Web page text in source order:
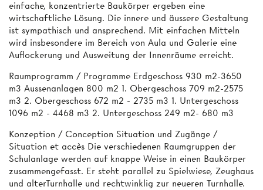
einfache, konzentrierte Baukörper ergeben eine
wirtschaftliche Lösung. Die innere und äussere Gestaltung
ist sympathisch und ansprechend. Mit einfachen Mitteln
wird insbesondere im Bereich von Aula und Galerie eine
Auflockerung und Ausweitung der Innenräume erreicht.
Raumprogramm / Programme Erdgeschoss 930 m2-3650
m3 Aussenanlagen 800 m2 1. Obergeschoss 709 m2-2575
m3 2. Obergeschoss 672 m2 - 2735 m3 1. Untergeschoss
1096 m2 - 4468 m3 2. Untergeschoss 249 m2- 680 m3
Konzeption / Conception Situation und Zugänge /
Situation et accès Die verschiedenen Raumgruppen der
Schulanlage werden auf knappe Weise in einen Baukörper
zusammengefasst. Er steht parallel zu Spielwiese, Zeughaus
und alterTurnhalle und rechtwinklig zur neueren Turnhalle.